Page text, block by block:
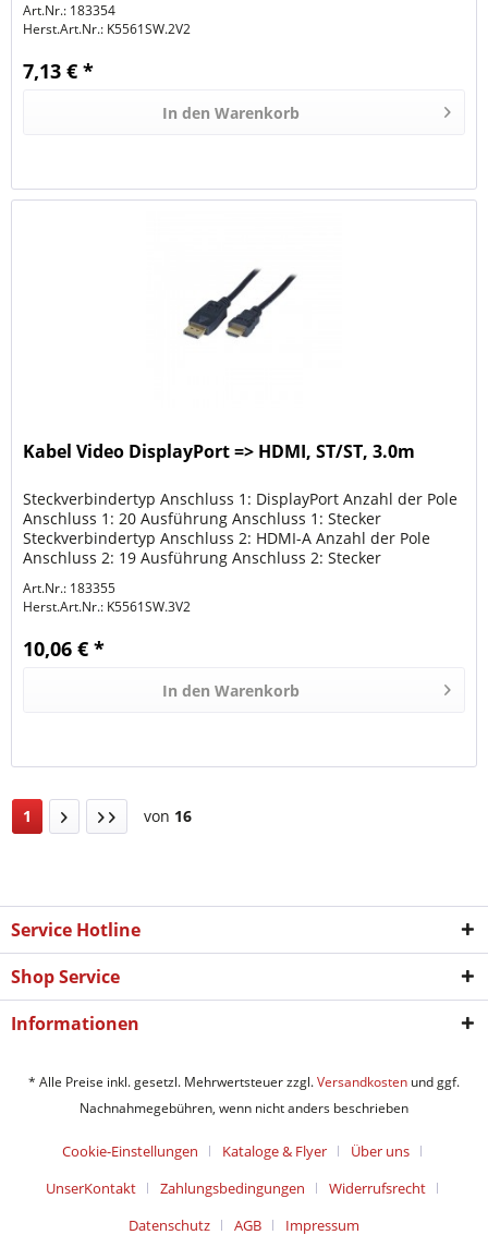
Art.Nr.: 183354
Herst.Art.Nr.: K5561SW.2V2
7,13 € *
In den Warenkorb
Kabel Video DisplayPort => HDMI, ST/ST, 3.0m
Steckverbindertyp Anschluss 1: DisplayPort Anzahl der Pole
Anschluss 1: 20 Ausführung Anschluss 1: Stecker
Steckverbindertyp Anschluss 2: HDMI-A Anzahl der Pole
Anschluss 2: 19 Ausführung Anschluss 2: Stecker
Art.Nr.: 183355
Herst.Art.Nr.: K5561SW.3V2
10,06 € *
In den Warenkorb
1 von 16
Service Hotline
Shop Service
Informationen
* Alle Preise inkl. gesetzl. Mehrwertsteuer zzgl.Versandkosten und ggf.
Nachnahmegebühren, wenn nicht anders beschrieben
Cookie-Einstellungen Kataloge & Flyer
Über uns
UnserKontakt
Zahlungsbedingungen
Widerrufsrecht
Datenschutz
AGB Impressum